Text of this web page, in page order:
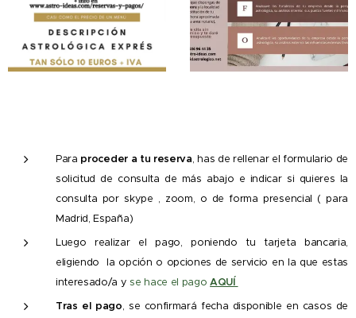
Para proceder a tu reserva, has de rellenar el formulario de
solicitud de consulta de más abajo e indicar si quieres la
consulta por skype , zoom, o de forma presencial ( para
Madrid, España)
Luego realizar el pago, poniendo tu tarjeta bancaria,
eligiendo la opción o opciones de servicio en la que estas
interesado/a yse hace el pagoAQUÍ
Tras el pago, se confirmará fecha disponible en casos de